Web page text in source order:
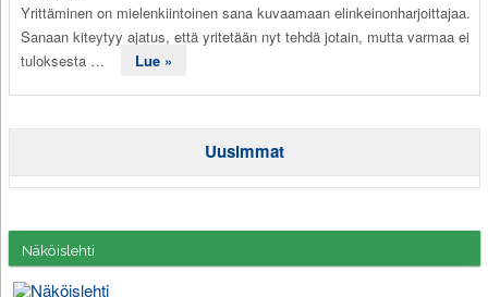
Yrittäminen on mielenkiintoinen sana kuvaamaan elinkeinonharjoittajaa.
Sanaan kiteytyy ajatus, että yritetään nyt tehdä jotain, mutta varmaa ei
tuloksesta …
Lue »
Uusimmat
Näköislehti